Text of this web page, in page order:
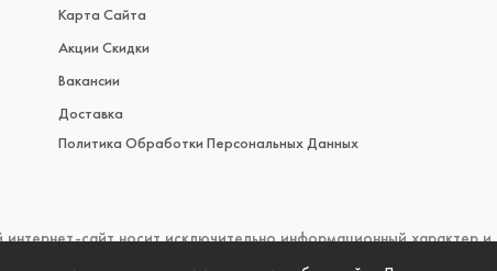
Карта Сайта
Акции Скидки
Вакансии
Доставка
Политика Обработки Персональных Данных
сайт носит исключительно информационный характер и